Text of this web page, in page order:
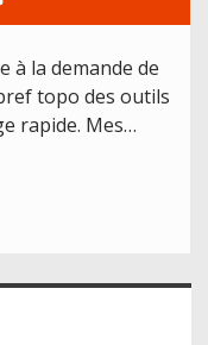
la demande de
topo des outils
rapide. Mes…